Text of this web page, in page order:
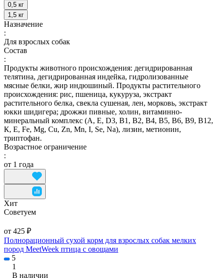
0,5 кг
1,5 кг
Назначение
:
Для взрослых собак
Состав
:
Продукты животного происхождения: дегидрированная
телятина, дегидрированная индейка, гидролизованные
мясные белки, жир индюшиный. Продукты растительного
происхождения: рис, пшеница, кукуруза, экстракт
растительного белка, свекла сушеная, лен, морковь, экстракт
юкки шидигера; дрожжи пивные, холин, витаминно-
минеральный комплекс (А, E, D3, В1, В2, В4, В5, В6, В9, В12,
К, Е, Fe, Mg, Cu, Zn, Mn, I, Se, Na), лизин, метионин,
триптофан.
Возрастное ограничение
:
от 1 года
Хит
Советуем
от 425 ₽
Полнорационный сухой корм для взрослых собак мелких
пород MeetWeek птица с овощами
5
1
В наличии